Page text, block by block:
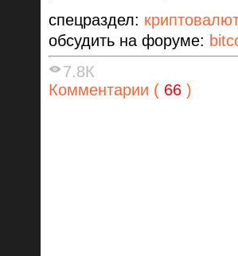
спецраздел:
обсудить на форуме:
7.8К
Комментарии ( 66 )